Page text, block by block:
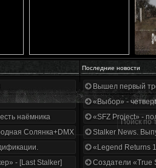
Последние новости
трейлера
наёмника
Солянка+DMX 1.3.5.ООП.МА.К.
- [Last Stalker]
Вышел первый
«Выбор» -
«SFZ Project» -
Stalker News.
«Legend Returns
Создатели «True